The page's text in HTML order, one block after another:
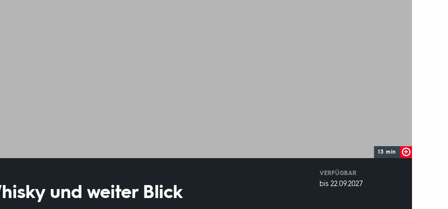
13 min
und weiter Blick
VERFÜGBAR
weltweit
VERFÜGBAR
bis 22.09.2027